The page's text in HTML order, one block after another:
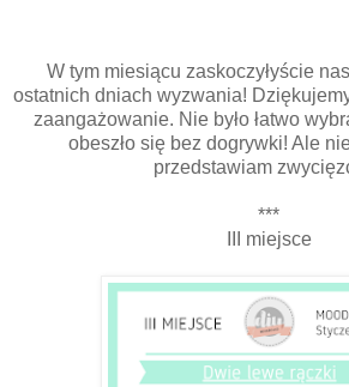
W tym miesiącu zaskoczyłyście
ostatnich dniach wyzwania!
zaangażowanie. Nie było łatwo
obeszło się bez dogrywki! Ale
przedstawiam
***
III miejsce